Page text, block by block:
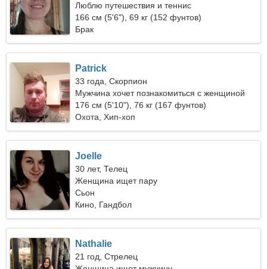
Люблю путешествия и теннис
166 см (5'6"), 69 кг (152 фунтов)
Брак
Patrick
33 года, Скорпион
Мужчина хочет познакомиться с женщиной
176 см (5'10"), 76 кг (167 фунтов)
Охота, Хип-хоп
Joelle
30 лет, Телец
Женщина ищет пару
Сьон
Кино, Гандбол
Nathalie
21 год, Стрелец